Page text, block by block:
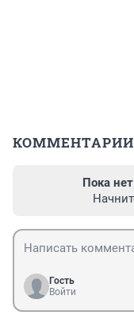
КОММЕНТАРИИ
Пока
Гость
Войти